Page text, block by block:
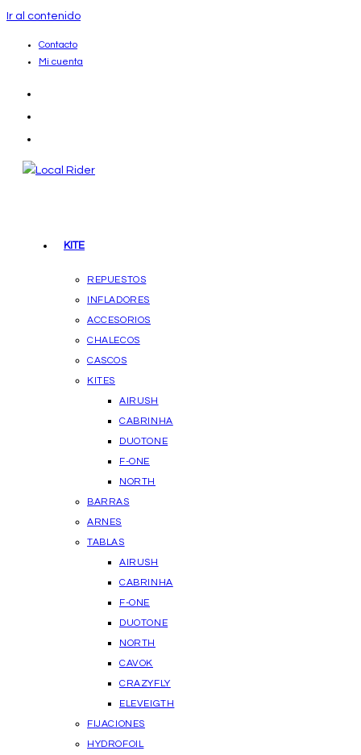
Ir al contenido
Contacto
Mi cuenta
KITE
REPUESTOS
INFLADORES
ACCESORIOS
CHALECOS
CASCOS
KITES
AIRUSH
CABRINHA
DUOTONE
F-ONE
NORTH
BARRAS
ARNES
TABLAS
AIRUSH
CABRINHA
F-ONE
DUOTONE
NORTH
CAVOK
CRAZYFLY
ELEVEIGTH
FIJACIONES
HYDROFOIL